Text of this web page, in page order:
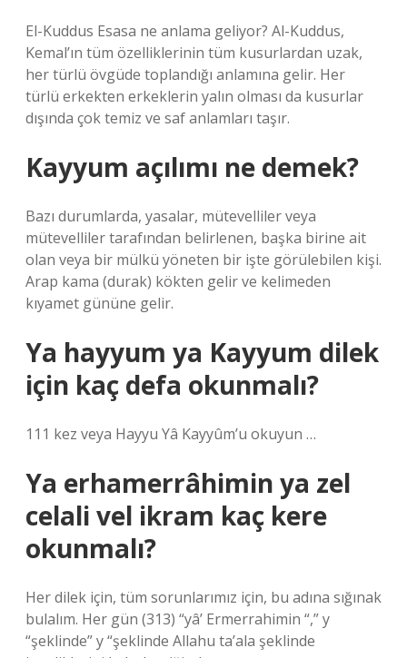
El-Kuddus Esasa ne anlama geliyor? Al-Kuddus,
Kemal’ın tüm özelliklerinin tüm kusurlardan uzak,
her türlü övgüde toplandığı anlamına gelir. Her
türlü erkekten erkeklerin yalın olması da kusurlar
dışında çok temiz ve saf anlamları taşır.
Kayyum açılımı ne demek?
Bazı durumlarda, yasalar, mütevelliler veya
mütevelliler tarafından belirlenen, başka birine ait
olan veya bir mülkü yöneten bir işte görülebilen kişi.
Arap kama (durak) kökten gelir ve kelimeden
kıyamet gününe gelir.
Ya hayyum ya Kayyum dilek
için kaç defa okunmalı?
111 kez veya Hayyu Yâ Kayyûm’u okuyun …
Ya erhamerrâhimin ya zel
celali vel ikram kaç kere
okunmalı?
Her dilek için, tüm sorunlarımız için, bu adına sığınak
bulalım. Her gün (313) “yâ’ Ermerrahimin “,” y
“şeklinde” y “şeklinde Allahu ta’ala şeklinde